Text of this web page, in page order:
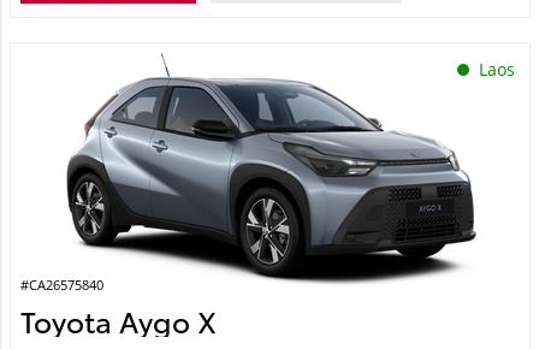
Laos
#CA26575840
Toyota Aygo X